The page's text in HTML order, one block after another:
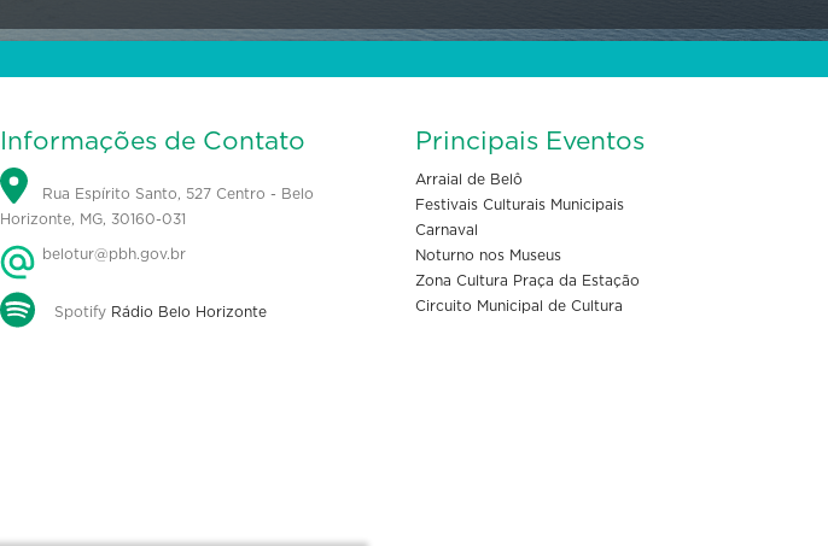
Informações de Contato
Rua Espírito Santo, 527 Centro - Belo
Horizonte, MG, 30160-031
belotur@pbh.gov.br
Spotify Rádio Belo Horizonte
Principais Eventos
Arraial de Belô
Festivais Culturais Municipais
Carnaval
Noturno nos Museus
Zona Cultura Praça da Estação
Circuito Municipal de Cultura